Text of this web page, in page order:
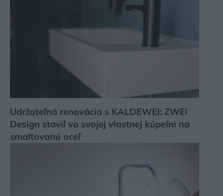
Udržateľná renovácia s KALDEWEI: ZWEI
Design stavil vo svojej vlastnej kúpeľni na
smaltovanú oceľ